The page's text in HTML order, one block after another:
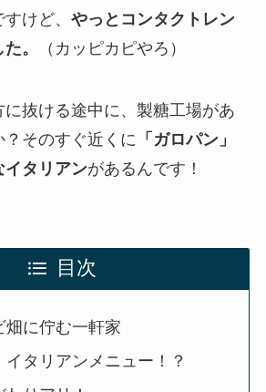
けど、 やっとコンタクトレン
。
（カッピカピやろ）
抜ける途中に、製糖工場があ
そのすぐ近くに 「ガロパン」
イタリアンがあるんです！
目次
畑に佇む一軒家
イタリアンメニュー！？